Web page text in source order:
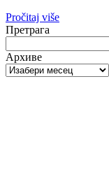
Pročitaj više
Претрага
Архиве